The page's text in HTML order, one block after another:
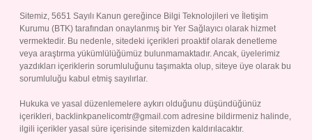
Sitemiz, 5651 Sayılı Kanun gereğince Bilgi Teknolojileri ve İletişim
Kurumu (BTK) tarafından onaylanmış bir Yer Sağlayıcı olarak hizmet
vermektedir. Bu nedenle, sitedeki içerikleri proaktif olarak denetleme
veya araştırma yükümlülüğümüz bulunmamaktadır. Ancak, üyelerimiz
yazdıkları içeriklerin sorumluluğunu taşımakta olup, siteye üye olarak bu
sorumluluğu kabul etmiş sayılırlar.
Hukuka ve yasal düzenlemelere aykırı olduğunu düşündüğünüz
içerikleri, backlinkpanelicomtr@gmail.com adresine bildirmeniz halinde,
ilgili içerikler yasal süre içerisinde sitemizden kaldırılacaktır.